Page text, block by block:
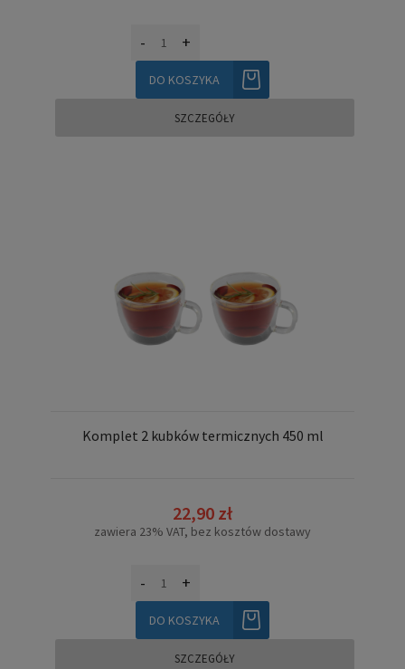
- +
DO KOSZYKA
SZCZEGÓŁY
Komplet 2 kubków termicznych 450 ml
22,90 zł
zawiera 23% VAT, bez kosztów dostawy
- +
DO KOSZYKA
SZCZEGÓŁY